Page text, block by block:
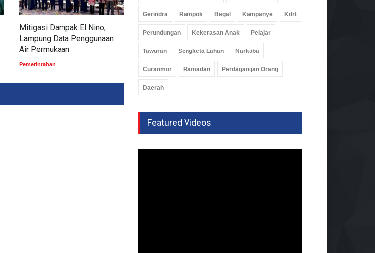
Mitigasi Dampak El Nino,
Lampung Data Penggunaan
Air Permukaan
Pemerintahan
06 Agu 2026, 135 Views
Tubaba Gencarkan
Perpustakaan Keliling
05 Agu 2026, 283 Views
Gerindra Rampok Begal Kampanye Kdrt
Perundungan Kekerasan Anak Pelajar
Tawuran Sengketa Lahan Narkoba
Curanmor Ramadan Perdagangan Orang
Daerah
Featured Videos